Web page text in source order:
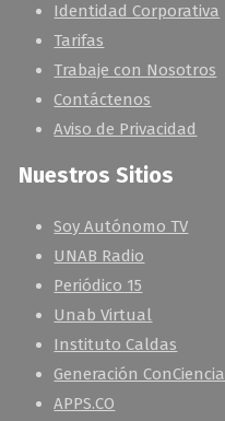
Identidad Corporativa
Tarifas
Trabaje con Nosotros
Contáctenos
Aviso de Privacidad
Nuestros Sitios
Soy Autónomo TV
UNAB Radio
Periódico 15
Unab Virtual
Instituto Caldas
Generación ConCiencia
APPS.CO